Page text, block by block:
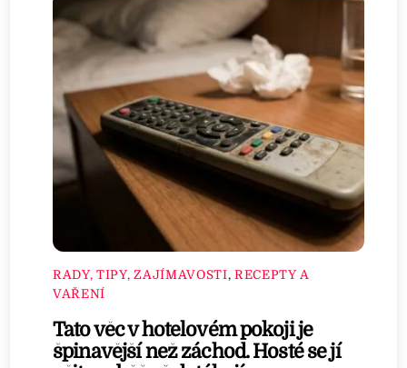
RADY, TIPY, ZAJÍMAVOSTI, RECEPTY A
VAŘENÍ
Tato věc v hotelovém pokoji je
špinavější než záchod. Hosté se jí